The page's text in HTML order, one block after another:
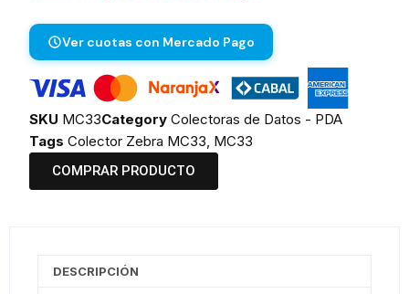
Ver cuotas con Mercado Pago
SKU MC33Category Colectoras de Datos - PDA
Tags Colector Zebra MC33, MC33
COMPRAR PRODUCTO
DESCRIPCIÓN